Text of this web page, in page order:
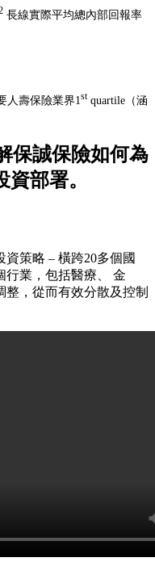
長線實際平均總內部回報率
人壽保險業界1stquartile（涵
保誠保險如何為
資部署。
資策略 – 橫跨20多個國
行業，包括醫療、 金
，從而有效分散及控制